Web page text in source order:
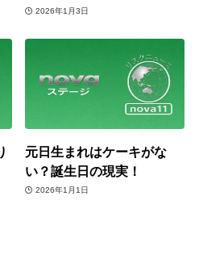
2026年1月3日
元日生まれはケーキがな
い？誕生日の現実！
2026年1月1日